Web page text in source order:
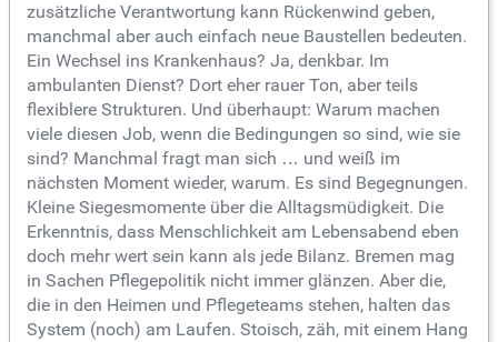
zusätzliche Verantwortung kann Rückenwind geben,
manchmal aber auch einfach neue Baustellen bedeuten.
Ein Wechsel ins Krankenhaus? Ja, denkbar. Im
ambulanten Dienst? Dort eher rauer Ton, aber teils
flexiblere Strukturen. Und überhaupt: Warum machen
viele diesen Job, wenn die Bedingungen so sind, wie sie
sind? Manchmal fragt man sich … und weiß im
nächsten Moment wieder, warum. Es sind Begegnungen.
Kleine Siegesmomente über die Alltagsmüdigkeit. Die
Erkenntnis, dass Menschlichkeit am Lebensabend eben
doch mehr wert sein kann als jede Bilanz. Bremen mag
in Sachen Pflegepolitik nicht immer glänzen. Aber die,
die in den Heimen und Pflegeteams stehen, halten das
System (noch) am Laufen. Stoisch, zäh, mit einem Hang